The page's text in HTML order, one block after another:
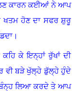
ਕਾਰਨ ਕਈਆਂ ਨੇ ਆਪ
ਹੋਣ ਦਾ ਸਫਰ ਸ਼ੁਰੂ
।
ਕਹਿ ਕੇ ਇਨ੍ਹਾਂ ਰੁੱਖਾਂ ਦੀ
ਵੀ ਬੜੇ ਖੁੱਲ੍ਹੇ ਡੁੱਲ੍ਹੇ ਹੁੰਦੇ
ਲਿਆ ਕਰਦੇ ਤੇ ਆਪ